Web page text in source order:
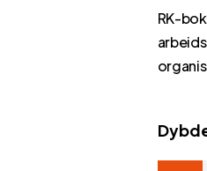
RK-